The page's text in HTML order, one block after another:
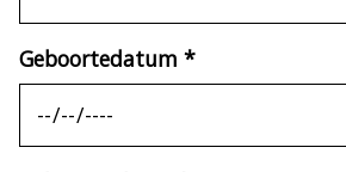
Geboortedatum *